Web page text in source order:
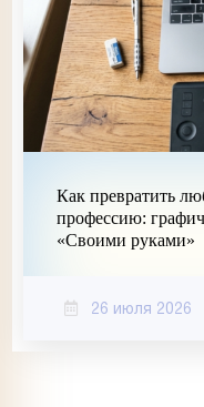
Как превратить
профессию:
«Своими руками»
26 июля 2026